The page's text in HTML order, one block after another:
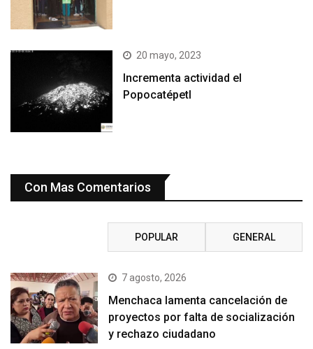
20 mayo, 2023
Incrementa actividad el
Popocatépetl
Con Mas Comentarios
POPULAR GENERAL
7 agosto, 2026
Menchaca lamenta cancelación de
proyectos por falta de socialización
y rechazo ciudadano